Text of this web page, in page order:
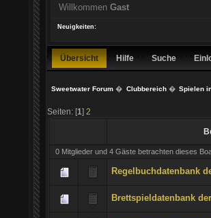
Willkommen Gast
Neuigkeiten:
Übersicht Hilfe Suche
Sweetwater Forum � Clubbereich� Spielen
Seiten: [1] 2
0 Mitglieder und 4 Gäste betrachten dieses
Regelbuchdatenbank
Brettspieldatenbank